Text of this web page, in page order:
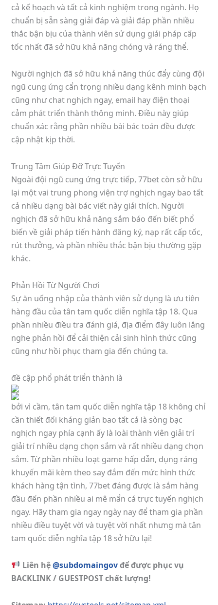
cả kế hoạch và tất cả kinh nghiệm trong ngành. Họ
chuẩn bị sẵn sàng giải đáp và giải đáp phần nhiều
thắc bận bịu của thành viên sử dụng giải pháp cấp
tốc nhất đã sở hữu khả năng chóng và ráng thể.
Người nghịch đã sở hữu khả năng thúc đẩy cùng đội
ngũ cung ứng cẩn trọng nhiều dạng kênh minh bạch
cũng như chat nghịch ngay, email hay điện thoại
cảm phát triển thành thông minh. Điều này giúp
chuẩn xác rằng phần nhiều bài bác toán đều được
cập nhật kịp thời.
Trung Tâm Giúp Đỡ Trực Tuyến
Ngoài đội ngũ cung ứng trực tiếp, 77bet còn sở hữu
lại một vai trung phong viện trợ nghịch ngay bao tất
cả nhiều dạng bài bác viết này giải thích. Người
nghịch đã sở hữu khả năng sắm báo đến biết phổ
biến về giải pháp tiến hành đăng ký, nạp rất cấp tốc,
rút thưởng, và phần nhiều thắc bận bịu thường gặp
khác.
Phản Hồi Từ Người Chơi
Sự ăn uống nhập của thành viên sử dụng là ưu tiên
hàng đầu của tân tam quốc diễn nghĩa tập 18. Qua
phần nhiều điều tra đánh giá, địa điểm đây luôn lắng
nghe phản hồi để cải thiện cải sinh hình thức cũng
cũng như hồi phục tham gia đến chúng ta.
đề cập phổ phát triển thành là
bởi vì cầm, tân tam quốc diễn nghĩa tập 18 không chỉ
cần thiết đối kháng giản bao tất cả là sòng bạc
nghịch ngay phía cạnh ấy là loài thành viên giải trí
giải trí nhiều dạng chọn sắm và rất nhiều dạng chọn
sắm. Từ phần nhiều loạt game hấp dẫn, dụng ráng
khuyến mãi kèm theo say đắm đến mức hình thức
khách hàng tận tình, 77bet đáng được là sắm hàng
đầu đến phần nhiều ai mê mẩn cá trực tuyến nghịch
ngay. Hãy tham gia ngay ngày nay để tham gia phần
nhiều điều tuyệt vời và tuyệt vời nhất nhưng mà tân
tam quốc diễn nghĩa tập 18 sở hữu lại!
Liên hệ@subdomaingovđể được phục vụ
BACKLINK / GUESTPOST chất lượng!